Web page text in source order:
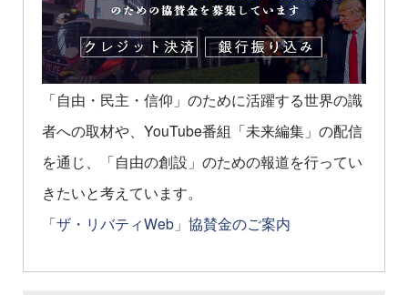
「自由・民主・信仰」のために活躍する世界の識
者への取材や、YouTube番組「未来編集」の配信
を通じ、「自由の創設」のための報道を行ってい
きたいと考えています。
「ザ・リバティWeb」協賛金のご案内